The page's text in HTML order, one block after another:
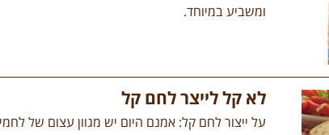
ומשביע במיוחד.
לא קל לייצר לחם קל
על ייצור לחם קל: אמנם היום יש מגוון עצום של